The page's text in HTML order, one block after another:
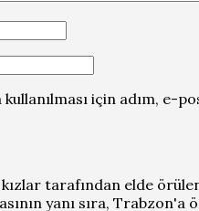
için adım, e-
tarafından elde
yanı sıra, Trabzon'a